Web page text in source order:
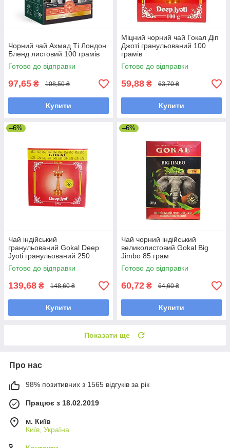
Чорний чай Ахмад Ті Лондон
Бленд листовий 100 грамів
Готово до відправки
97,65 ₴ 108,50 ₴
Купити
Міцний чорний чай Гокал Діп
Джоті гранульований 100
грамів
Готово до відправки
59,88 ₴ 63,70 ₴
Купити
–6%
Чай індійський
гранульований Gokal Deep
Jyoti гранульований 250
грамів
Готово до відправки
139,68 ₴ 148,60 ₴
Купити
–6%
Чай чорний індійський
великолистовий Gokal Big
Jimbo 85 грам
Готово до відправки
60,72 ₴ 64,60 ₴
Купити
Показати ще
Про нас
98% позитивних з 1565 відгуків за рік
Працює з 18.02.2019
м. Київ
Київ, Україна